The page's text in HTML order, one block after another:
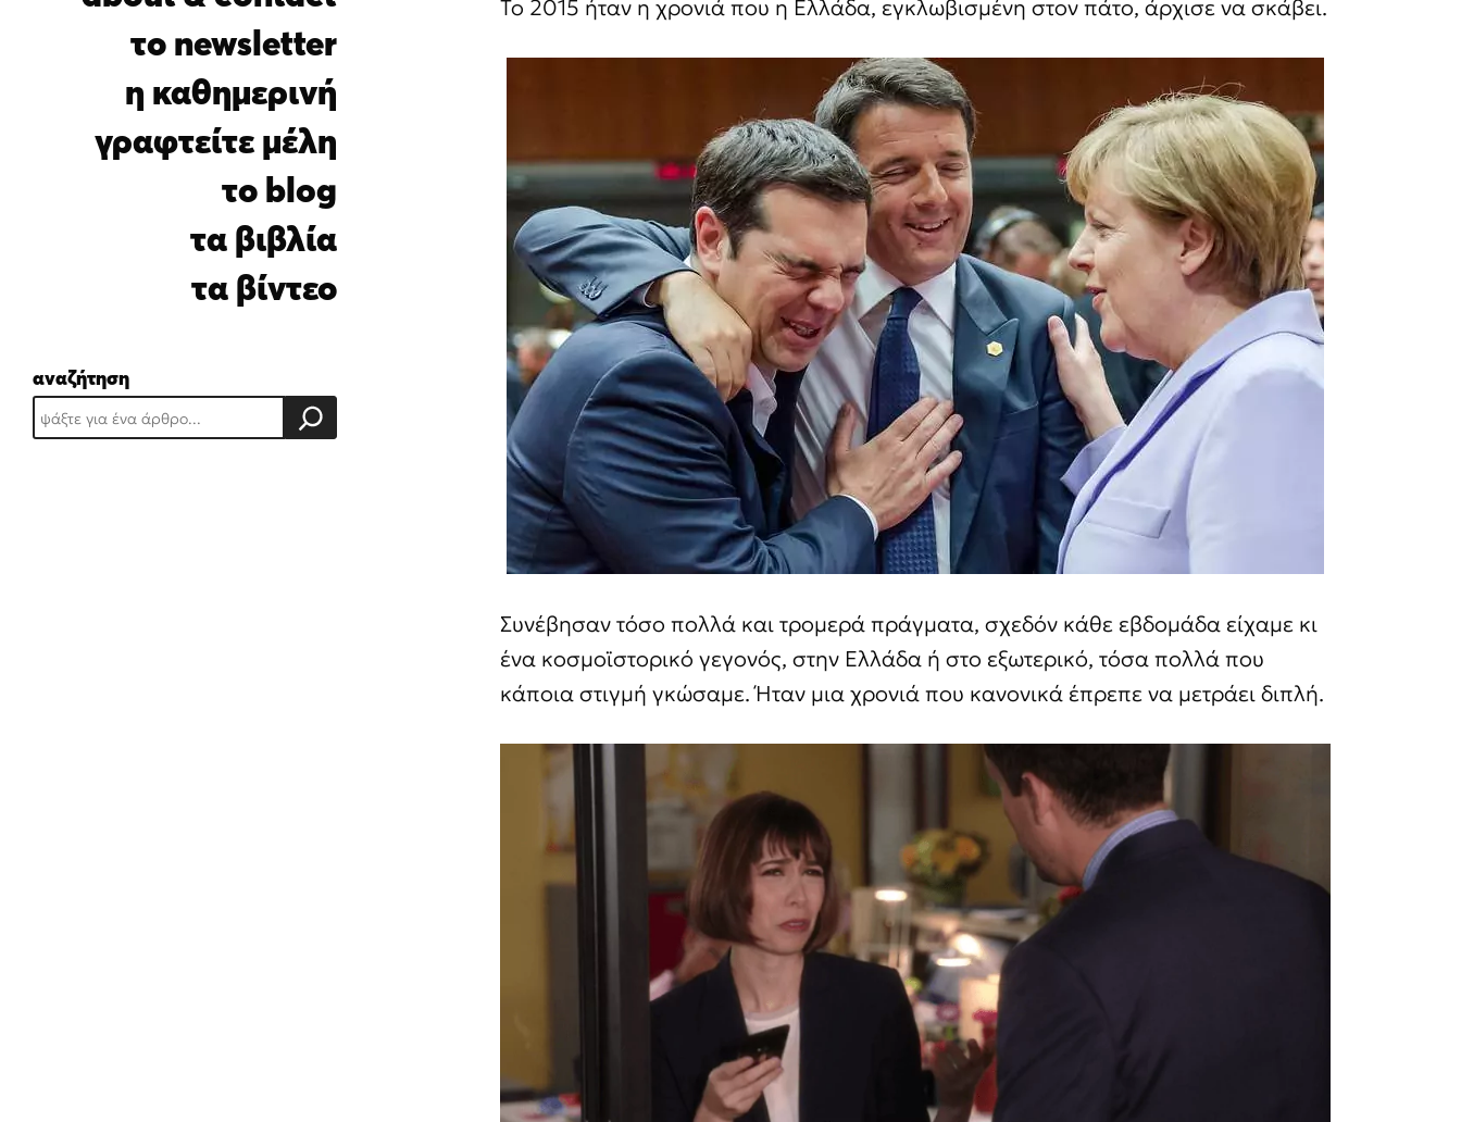
το newsletter
η καθημερινή
γραφτείτε μέλη
το blog
τα βιβλία
τα βίντεο
αναζήτηση
Το 2015 ήταν η χρονιά που η Ελλάδα, εγκλωβισμένη στον πάτο, άρχισε να σκάβει.
Συνέβησαν τόσο πολλά και τρομερά πράγματα, σχεδόν κάθε εβδομάδα είχαμε κι
ένα κοσμοϊστορικό γεγονός, στην Ελλάδα ή στο εξωτερικό, τόσα πολλά που
κάποια στιγμή γκώσαμε. Ήταν μια χρονιά που κανονικά έπρεπε να μετράει διπλή.